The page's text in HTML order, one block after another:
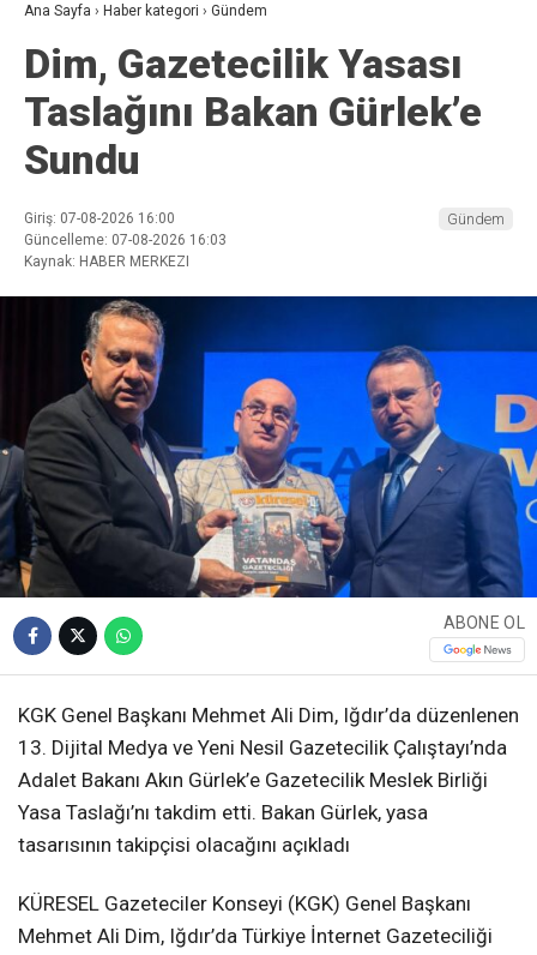
Ana Sayfa › Haber kategori › Gündem
Dim, Gazetecilik Yasası
Taslağını Bakan Gürlek’e
Sundu
Giriş: 07-08-2026 16:00
Güncelleme: 07-08-2026 16:03
Kaynak: HABER MERKEZI
Gündem
ABONE OL
KGK Genel Başkanı Mehmet Ali Dim, Iğdır’da düzenlenen
13. Dijital Medya ve Yeni Nesil Gazetecilik Çalıştayı’nda
Adalet Bakanı Akın Gürlek’e Gazetecilik Meslek Birliği
Yasa Taslağı’nı takdim etti. Bakan Gürlek, yasa
tasarısının takipçisi olacağını açıkladı
KÜRESEL Gazeteciler Konseyi (KGK) Genel Başkanı
Mehmet Ali Dim, Iğdır’da Türkiye İnternet Gazeteciliği